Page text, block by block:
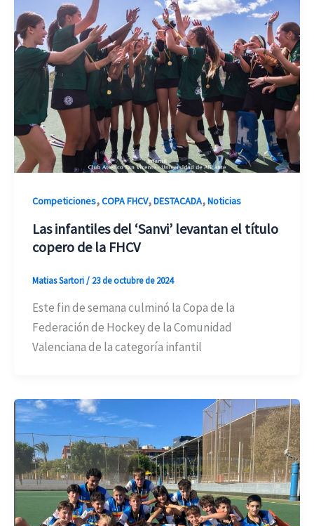
Competiciones,COPA FHCV,DESTACADA,Noticias
Las infantiles del ‘Sanvi’ levantan el título
copero de la FHCV
Matias Sartori/ 23 de octubre de 2024
Este fin de semana culminó la Copa de la
Federación de Hockey de la Comunidad
Valenciana de la categoría infantil